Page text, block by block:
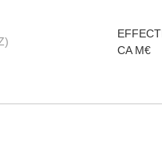
CA M€